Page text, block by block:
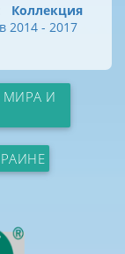
Коллекция
2014 - 2017
МИРА И